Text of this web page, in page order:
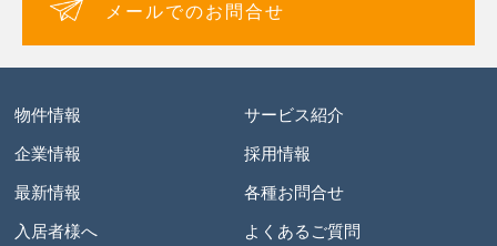
メールでのお問合せ
物件情報 サービス紹介
企業情報 採用情報
最新情報 各種お問合せ
入居者様へ よくあるご質問